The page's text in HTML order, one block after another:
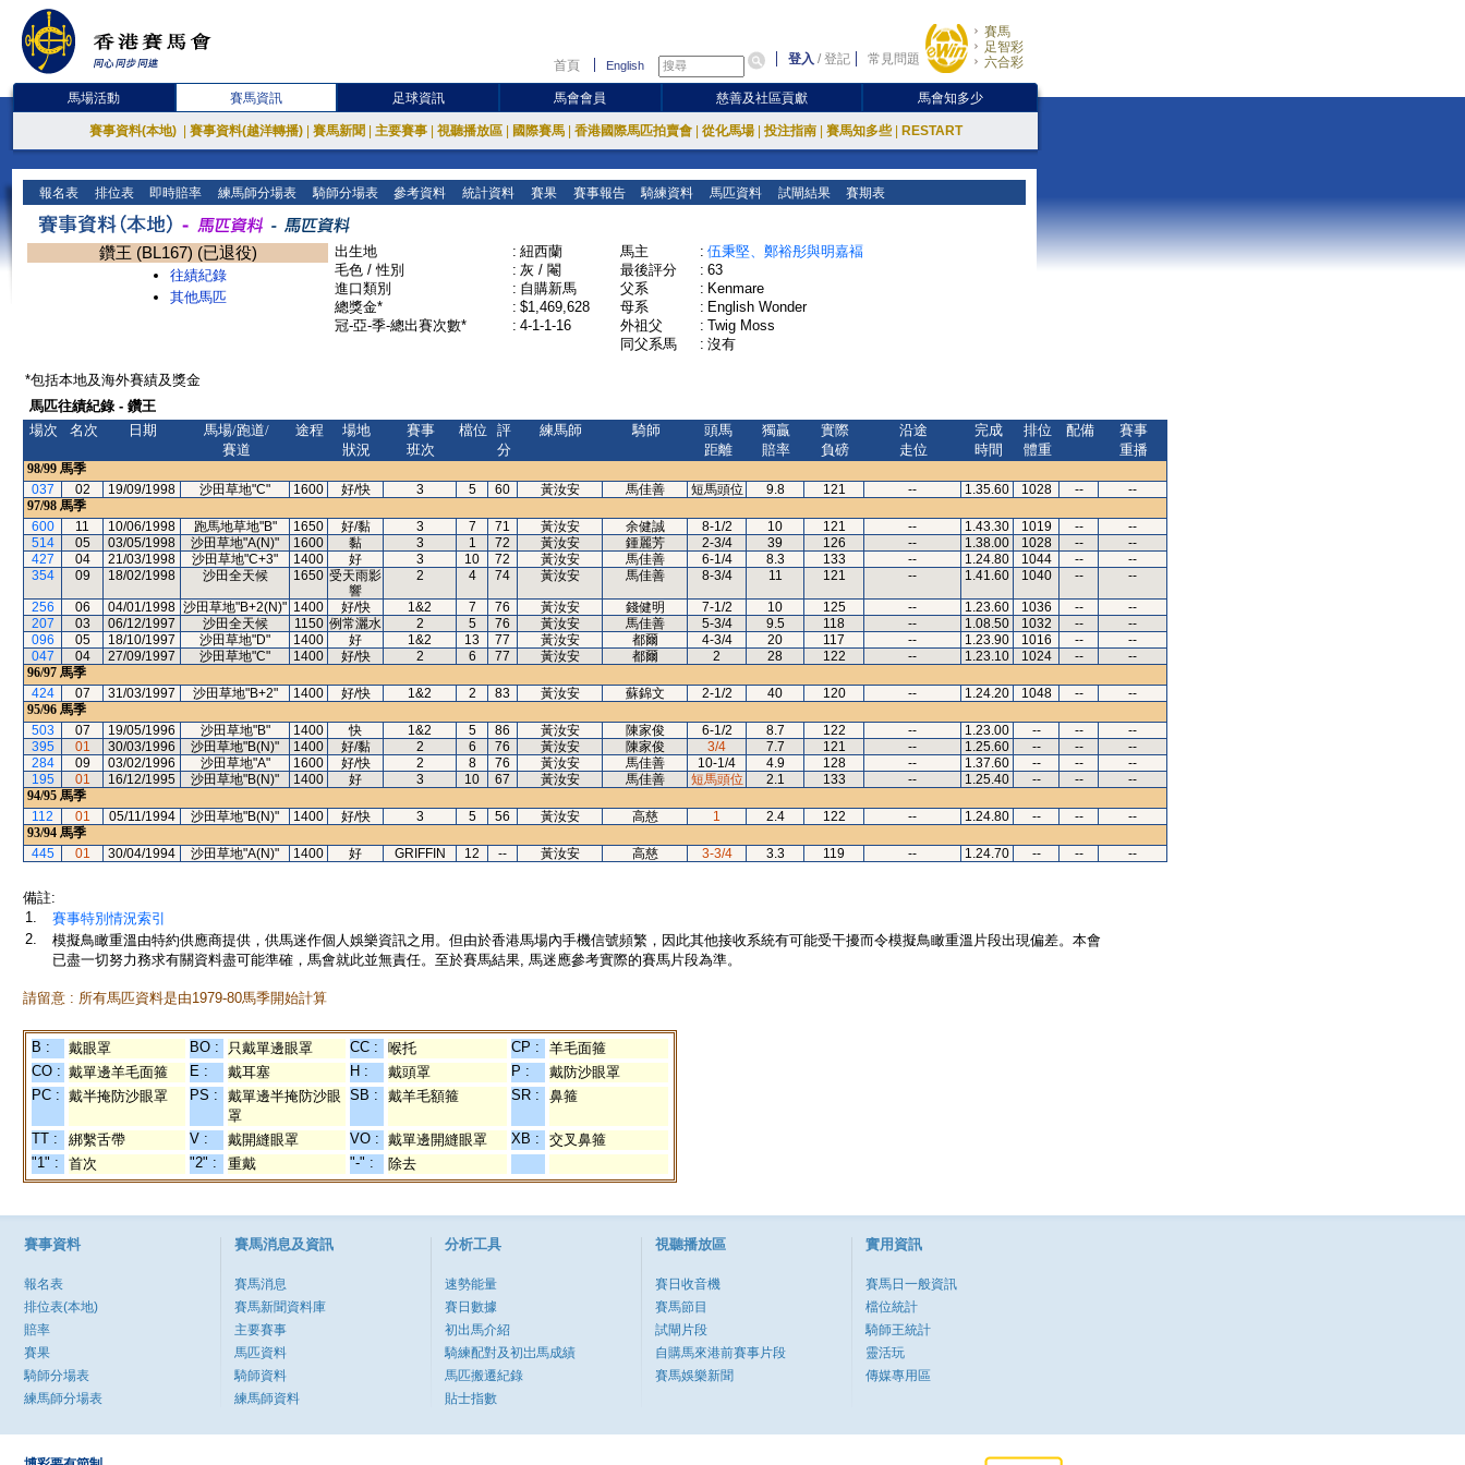
首頁 English 登入 /登記 常見問題
賽馬
足智彩
六合彩
馬場活動 賽馬資訊 足球資訊 馬會會員 慈善及社區貢獻 馬會知多少
賽事資料(本地) 賽事資料(越洋轉播) 賽馬新聞 主要賽事 視聽播放區 國際賽馬 香港國際馬匹拍賣會 從化馬場 投注指南 賽馬知多些 RESTART
報名表 排位表 即時賠率 練馬師分場表 騎師分場表 參考資料 統計資料 賽果 賽事報告 騎練資料 馬匹資料 試閘結果 賽期表
鑽王 (BL167) (已退役)
往績紀錄
其他馬匹
出生地 : 紐西蘭
毛色 / 性別
: 灰 / 閹
進口類別
: 自購新馬
總獎金*
: $1,469,628
冠-亞-季-總出賽次數*
: 4-1-1-16
馬主 : 伍秉堅、鄭裕彤與明嘉褔
最後評分
: 63
父系
: Kenmare
母系
: English Wonder
外祖父
: Twig Moss
同父系馬
: 沒有
*包括本地及海外賽績及獎金
馬匹往績紀錄 - 鑽王
場次
名次 日期
馬場/跑道/
賽道
途程
場地
狀況
賽事
班次
檔位
評
分
練馬師 騎師
頭馬
距離
獨贏
賠率
實際
負磅
沿途
走位
完成
時間
排位
體重
配備
賽事
重播
98/99 馬季
037
02 19/09/1998 沙田草地"C" 1600 好/快 3 5 60 黃汝安 馬佳善 短馬頭位 9.8 121 -- 1.35.60 1028 --
--
97/98 馬季
600
11 10/06/1998 跑馬地草地"B" 1650 好/黏 3 7 71 黃汝安 余健誠 8-1/2 10 121 -- 1.43.30 1019 --
--
514
05 03/05/1998 沙田草地"A(N)" 1600 黏 3 1 72 黃汝安 鍾麗芳 2-3/4 39 126 -- 1.38.00 1028 --
--
427
04 21/03/1998 沙田草地"C+3" 1400 好 3 10 72 黃汝安 馬佳善 6-1/4 8.3 133 -- 1.24.80 1044 --
--
354
09 18/02/1998 沙田全天候 1650 受天雨影
響
2 4 74 黃汝安 馬佳善 8-3/4 11 121 -- 1.41.60 1040 -- --
256 06 04/01/1998 沙田草地"B+2(N)" 1400 好/快 1&2 7 76 黃汝安 錢健明 7-1/2 10 125 -- 1.23.60 1036 --
--
207
03 06/12/1997 沙田全天候 1150 例常灑水 2 5 76 黃汝安 馬佳善 5-3/4 9.5 118 -- 1.08.50 1032 --
--
096
05 18/10/1997 沙田草地"D" 1400 好 1&2 13 77 黃汝安 都爾 4-3/4 20 117 -- 1.23.90 1016 --
--
047
04 27/09/1997 沙田草地"C" 1400 好/快 2 6 77 黃汝安 都爾 2 28 122 -- 1.23.10 1024 --
--
96/97 馬季
424
07 31/03/1997 沙田草地"B+2" 1400 好/快 1&2 2 83 黃汝安 蘇錦文 2-1/2 40 120 -- 1.24.20 1048 --
--
95/96 馬季
503
07 19/05/1996 沙田草地"B" 1400 快 1&2 5 86 黃汝安 陳家俊 6-1/2 8.7 122 -- 1.23.00 -- --
--
395
01 30/03/1996 沙田草地"B(N)" 1400 好/黏 2 6 76 黃汝安 陳家俊 3/4 7.7 121 -- 1.25.60 -- --
--
284
09 03/02/1996 沙田草地"A" 1600 好/快 2 8 76 黃汝安 馬佳善 10-1/4 4.9 128 -- 1.37.60 -- --
--
195
01 16/12/1995 沙田草地"B(N)" 1400 好 3 10 67 黃汝安 馬佳善 短馬頭位 2.1 133 -- 1.25.40 -- --
--
94/95 馬季
112
01 05/11/1994 沙田草地"B(N)" 1400 好/快 3 5 56 黃汝安 高慈 1 2.4 122 -- 1.24.80 -- --
--
93/94 馬季
445
01 30/04/1994 沙田草地"A(N)" 1400 好 GRIFFIN 12 -- 黃汝安 高慈 3-3/4 3.3 119 -- 1.24.70 -- -- --
備註:
1.
賽事特別情況索引
2.
模擬鳥瞰重溫由特約供應商提供，供馬迷作個人娛樂資訊之用。但由於香港馬場內手機信號頻繁，因此其他接收系統有可能受干擾而令模擬鳥瞰重溫片段出現偏差。本會
已盡一切努力務求有關資料盡可能準確，馬會就此並無責任。至於賽馬結果, 馬迷應參考實際的賽馬片段為準。
請留意 : 所有馬匹資料是由1979-80馬季開始計算
B : 戴眼罩 BO : 只戴單邊眼罩 CC : 喉托 CP :
羊毛面箍
CO : 戴單邊羊毛面箍 E : 戴耳塞 H : 戴頭罩 P :
戴防沙眼罩
PC : 戴半掩防沙眼罩 PS :
戴單邊半掩防沙眼
罩
SB : 戴羊毛額箍 SR : 鼻箍
TT : 綁繫舌帶 V : 戴開縫眼罩 VO : 戴單邊開縫眼罩 XB :
交叉鼻箍
"1" :
首次 "2" : 重戴 "-" : 除去
賽事資料
報名表
排位表(本地)
賠率
賽果
騎師分場表
練馬師分場表
賽馬消息及資訊
賽馬消息
賽馬新聞資料庫
主要賽事
馬匹資料
騎師資料
練馬師資料
分析工具
速勢能量
賽日數據
初出馬介紹
騎練配對及初岀馬成績
馬匹搬遷紀錄
貼士指數
視聽播放區
賽日收音機
賽馬節目
試閘片段
自購馬來港前賽事片段
賽馬娛樂新聞
實用資訊
賽馬日一般資訊
檔位統計
騎師王統計
靈活玩
傳媒專用區